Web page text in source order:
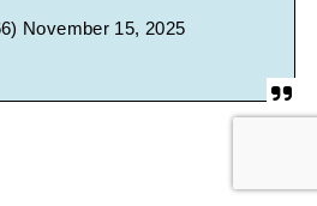
November 15, 2025